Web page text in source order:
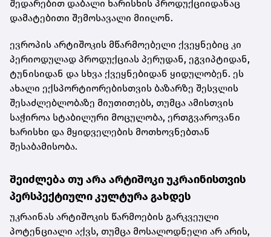
შედარებით დაბალი ხარისხის პროდუქციიდანაც
დამატებითი შემოსავალი მიიღონ.
ევროპის არტიშოკის მწარმოებელი ქვეყნებიც კი
პერიოდულად პროდუქციას პერუდან, ეგვიპტიდან,
ტუნისიდან და სხვა ქვეყნებიდან ყიდულობენ. ეს
ახალი ექსპორტიორებისთვის ბაზარზე შესვლის
შესაძლებლობაზე მიუთითებს, თუმცა ამისთვის
საჭიროა სტაბილური მოცულობა, ერთგვაროვანი
ხარისხი და მყიდველების მოთხოვნებთან
შესაბამისობა.
შეიძლება თუ არა არტიშოკი უკრაინისთვის
პერსპექტიული კულტურა გახდეს
უკრაინას არტიშოკის წარმოების გარკვეული
პოტენციალი აქვს, თუმცა მოსალოდნელი არ არის,